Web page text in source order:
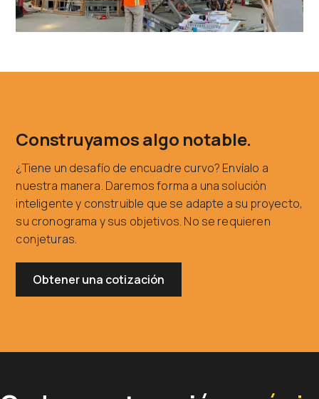
Construyamos algo notable.
¿Tiene un desafío de encuadre curvo? Envíalo a
nuestra manera. Daremos forma a una solución
inteligente y construible que se adapte a su proyecto,
su cronograma y sus objetivos. No se requieren
conjeturas.
Obtener una cotización